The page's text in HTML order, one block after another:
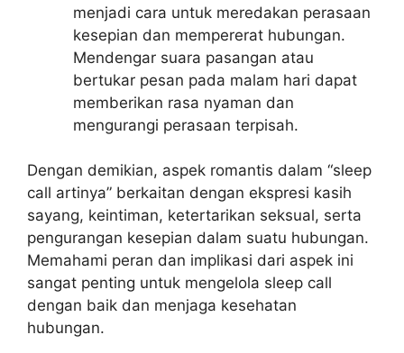
menjadi cara untuk meredakan perasaan
kesepian dan mempererat hubungan.
Mendengar suara pasangan atau
bertukar pesan pada malam hari dapat
memberikan rasa nyaman dan
mengurangi perasaan terpisah.
Dengan demikian, aspek romantis dalam “sleep
call artinya” berkaitan dengan ekspresi kasih
sayang, keintiman, ketertarikan seksual, serta
pengurangan kesepian dalam suatu hubungan.
Memahami peran dan implikasi dari aspek ini
sangat penting untuk mengelola sleep call
dengan baik dan menjaga kesehatan
hubungan.